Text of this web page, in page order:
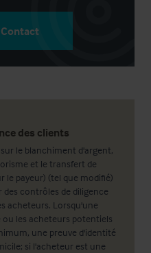
des clients
le blanchiment d'argent,
et le transfert de
le payeur) (tel que modifié)
contrôles de diligence
acheteurs. Lorsqu'une
ou les acheteurs potentiels
une preuve d'identité
si l'acheteur est une
Contact